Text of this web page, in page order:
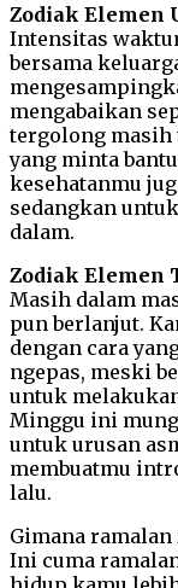
Zodiak Elemen
Intensitas
bersama
mengabaikan
tergolong masih
yang minta
kesehatanmu
sedangkan
dalam.
Zodiak Elemen
Masih dalam
pun berlanjut.
dengan cara
ngepas, meski
untuk
Minggu ini
untuk urusan
membuatmu
lalu.
Gimana
Ini cuma